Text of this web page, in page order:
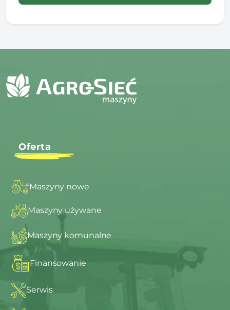
Oferta
Maszyny nowe
Maszyny używane
Maszyny komunalne
Finansowanie
Serwis